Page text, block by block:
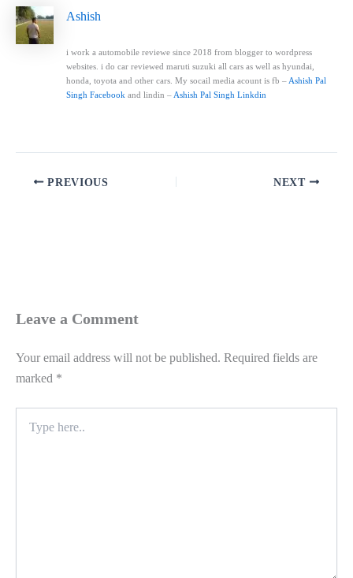
Ashish
i work a automobile reviewe since 2018 from blogger to wordpress
websites. i do car reviewed maruti suzuki all cars as well as hyundai,
honda, toyota and other cars. My socail media acount is fb – Ashish Pal
Singh Facebook and lindin – Ashish Pal Singh Linkdin
PREVIOUS NEXT
Leave a Comment
Your email address will not be published. Required fields are
marked *
here..